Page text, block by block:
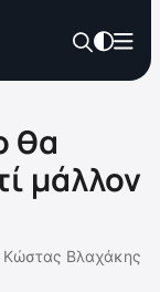
θα
μάλλον
Κώστας Βλαχάκης